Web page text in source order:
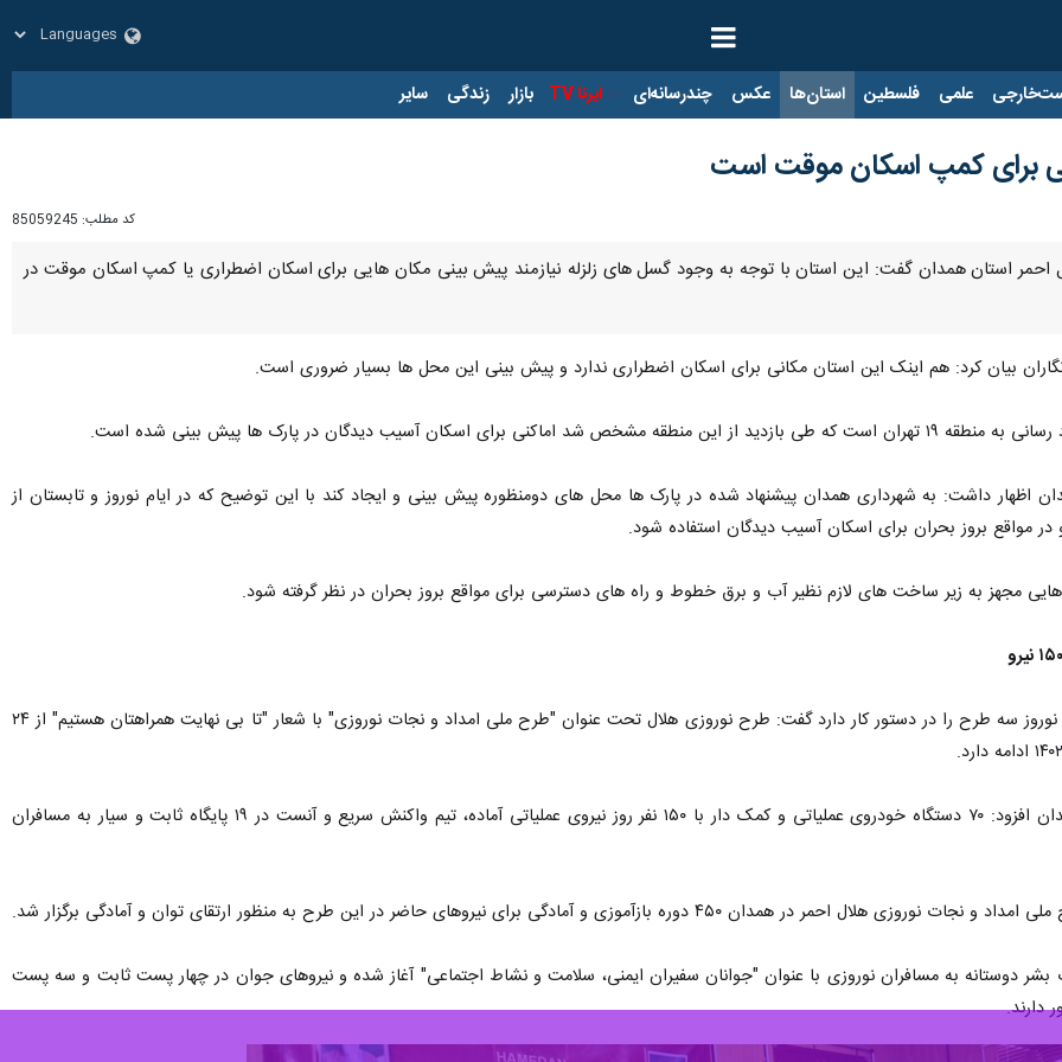
علمی فلسطین استان‌ها عکس چندرسانه‌ای ایرنا TV بازار زندگی سایر
برای کمپ اسکان موقت است
کد مطلب: 85059245